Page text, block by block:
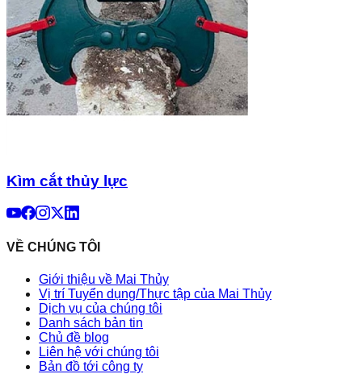
Kìm cắt thủy lực
VỀ CHÚNG TÔI
Giới thiệu về Mai Thủy
Vị trí Tuyển dụng/Thực tập của Mai Thủy
Dịch vụ của chúng tôi
Danh sách bản tin
Chủ đề blog
Liên hệ với chúng tôi
Bản đồ tới công ty